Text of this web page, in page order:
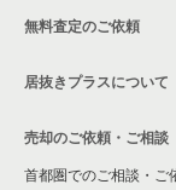
茅ヶ崎市の飲食
川崎市麻生区の
相模原市中央区
無料査定のご依頼
居抜きプラスについて
売却のご依頼・ご相談
首都圏でのご相談・ご